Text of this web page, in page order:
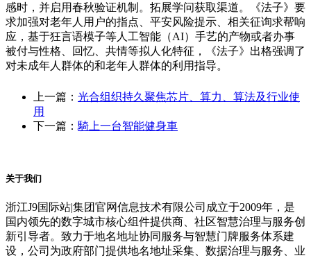
感时，并启用春秋验证机制。拓展学问获取渠道。《法子》要
求加强对老年人用户的指点、平安风险提示、相关征询求帮响
应，基于狂言语模子等人工智能（AI）手艺的产物或者办事
被付与性格、回忆、共情等拟人化特征，《法子》出格强调了
对未成年人群体的和老年人群体的利用指导。
上一篇： 光合组织持久聚焦芯片、算力、算法及行业使
用
下一篇： 騎上一台智能健身車
关于我们
浙江J9国际站|集团官网信息技术有限公司成立于2009年，是
国内领先的数字城市核心组件提供商、社区智慧治理与服务创
新引导者。致力于地名地址协同服务与智慧门牌服务体系建
设，公司为政府部门提供地名地址采集、数据治理与服务、业